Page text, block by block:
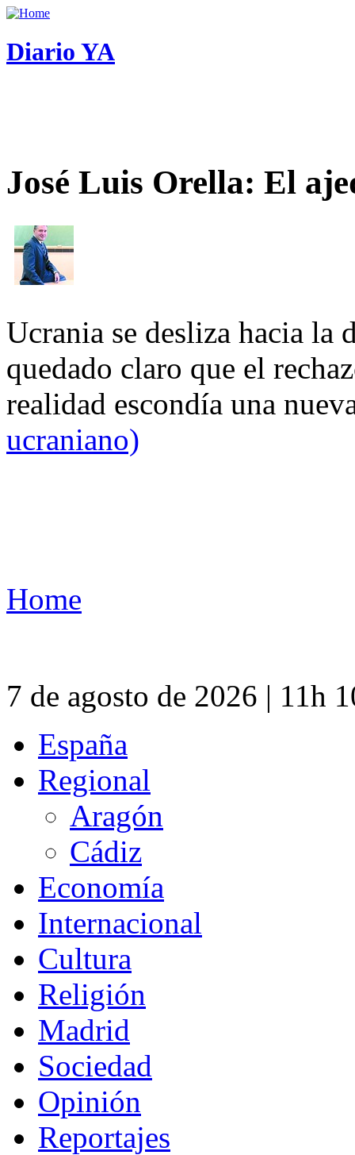
Diario YA
José Luis Orella: El
Ucrania se desliza hacia
quedado claro que el
realidad escondía una
ucraniano)
Home
7 de agosto de 2026 | 11h
España
Regional
Aragón
Cádiz
Economía
Internacional
Cultura
Religión
Madrid
Sociedad
Opinión
Reportajes